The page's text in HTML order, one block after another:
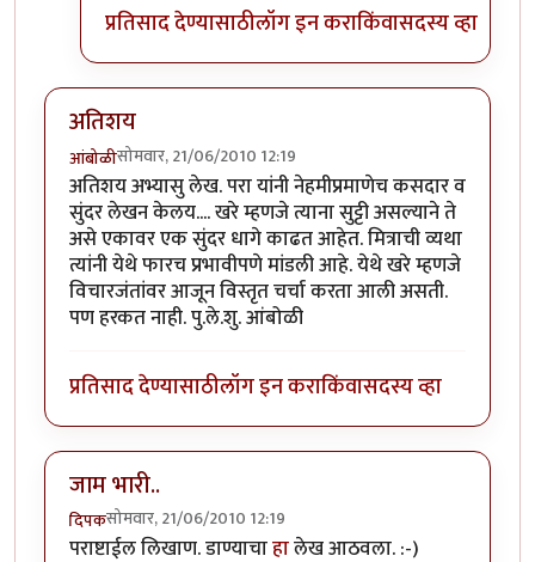
प्रतिसाद देण्यासाठीलॉग इन कराकिंवासदस्य व्हा
अतिशय
आंबोळीसोमवार, 21/06/2010 12:19
अतिशय अभ्यासु लेख. परा यांनी नेहमीप्रमाणेच कसदार व
सुंदर लेखन केलय.... खरे म्हणजे त्याना सुट्टी असल्याने ते
असे एकावर एक सुंदर धागे काढत आहेत. मित्राची व्यथा
त्यांनी येथे फारच प्रभावीपणे मांडली आहे. येथे खरे म्हणजे
विचारजंतांवर आजून विस्तृत चर्चा करता आली असती.
पण हरकत नाही. पु.ले.शु. आंबोळी
प्रतिसाद देण्यासाठीलॉग इन कराकिंवासदस्य व्हा
जाम भारी..
दिपकसोमवार, 21/06/2010 12:19
पराष्टाईल लिखाण. डाण्याचाहालेख आठवला. :-)